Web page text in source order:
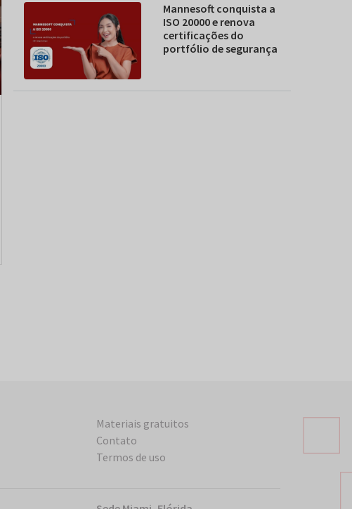
Mannesoft conquista a
ISO 20000 e renova
certificações do
portfólio de segurança
Materiais gratuitos
Contato
Termos de uso